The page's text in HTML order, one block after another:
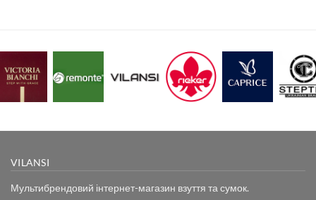
VILANSI
Мультибрендовий інтернет-магазин взуття та сумок.